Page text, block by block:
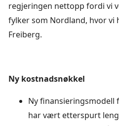
regjeringen nettopp fordi vi
fylker som Nordland, hvor
Freiberg.
Ny kostnadsnøkkel
Ny finansieringsmodell
har vært etterspurt